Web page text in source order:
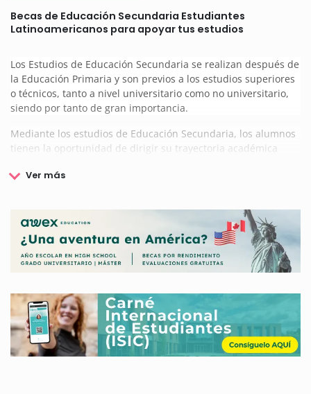
Becas de Educación Secundaria Estudiantes
Latinoamericanos para apoyar tus estudios
Los Estudios de Educación Secundaria se realizan después de
la Educación Primaria y son previos a los estudios superiores
o técnicos, tanto a nivel universitario como no universitario,
siendo por tanto de gran importancia.
Mediante los estudios de Educación Secundaria, los alumnos
tienen la oportunidad de dirigir su trayectoria académica
determinará los estudios posteriores que se realicen.
las que puedes beneficiarte si eres estudiante de Educación
Secundaria.